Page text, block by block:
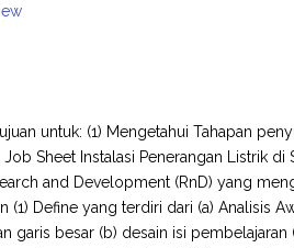
untuk: (1) Mengetahui Tahapan
Sheet Instalasi Penerangan Listrik
and Development (RnD) yang
(1) Define yang terdiri dari (a) Analisis
garis besar (b) desain isi